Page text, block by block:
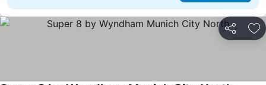
Compartir